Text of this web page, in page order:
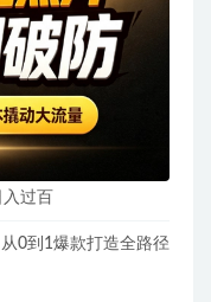
过百
0到1爆款打造全路径